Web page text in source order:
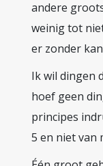
andere
weinig tot
er zonder
Ik wil dingen
hoef geen
principes
5 en niet van